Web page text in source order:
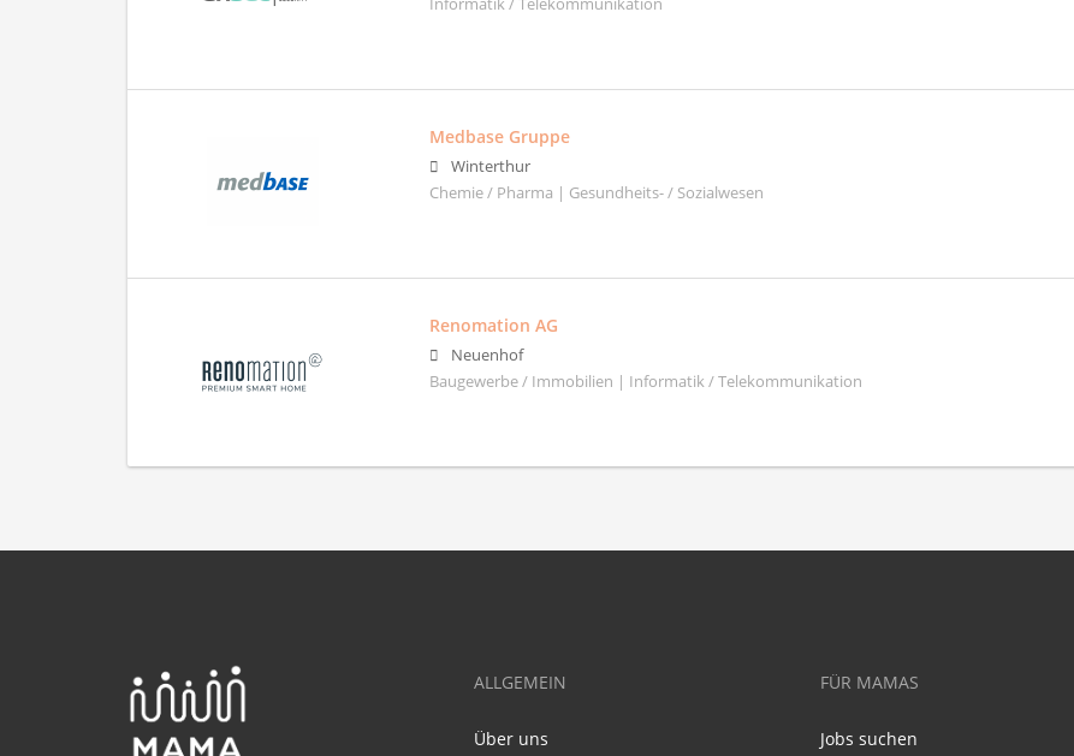
Medbase Gruppe
Winterthur
Chemie / Pharma | Gesundheits- / Sozialwesen
Renomation AG
Neuenhof
Baugewerbe / Immobilien | Informatik / Telekommunikation
ALLGEMEIN
Über uns
FÜR MAMAS
Jobs suchen